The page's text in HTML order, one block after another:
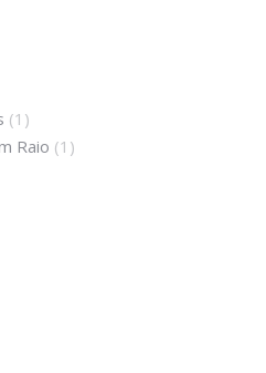
(1)
Raio (1)